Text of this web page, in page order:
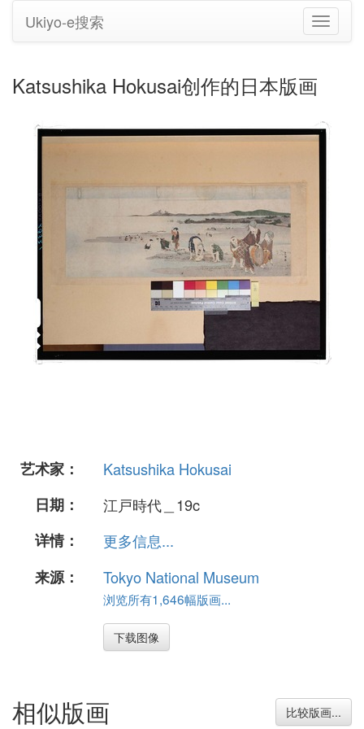
切
换
Ukiyo-e搜索
Katsushika Hokusai创作的日本版画
艺术家：
Katsushika Hokusai
日期：
江戸時代＿19c
详情：
更多信息...
来源：
Tokyo National Museum
浏览所有1,646幅版画...
下载图像
相似版画 比较版画...